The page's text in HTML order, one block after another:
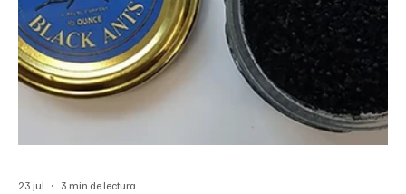
23 jul 3 min de lectura